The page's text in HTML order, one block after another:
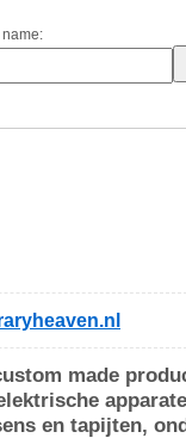
made
en tapijten,